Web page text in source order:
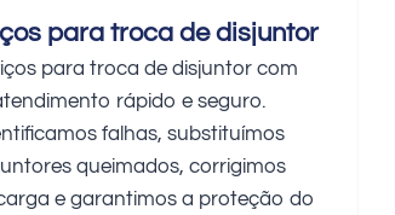
para troca de disjuntor
para troca de disjuntor com
rápido e seguro.
falhas, substituímos
queimados, corrigimos
e garantimos a proteção do